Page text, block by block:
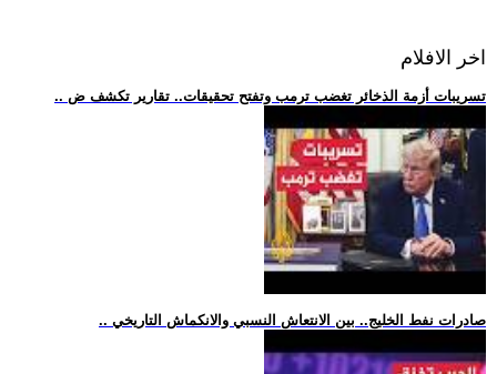
اخر الافلام
.. تسريبات أزمة الذخائر تغضب ترمب وتفتح تحقيقات.. تقارير تكشف ض
.. صادرات نفط الخليج.. بين الانتعاش النسبي والانكماش التاريخي